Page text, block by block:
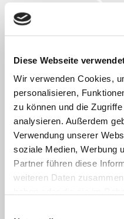
Diese Webseite
Wir verwenden Cookies,
personalisieren,
zu können und die
analysieren. Außerdem
Verwendung unserer
soziale Medien, Werbung
Partner führen diese
weiteren Daten
Ortwin Meiss
Dipl. Psychologe,
Psychotherapeut,
Coach und Trainer,
Leiter des Milton
Erickson Instituts